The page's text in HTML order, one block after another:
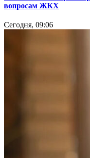
вопросам ЖКХ
Сегодня, 09:06